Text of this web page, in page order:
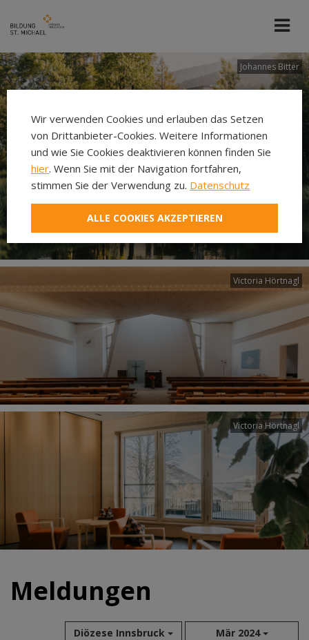
Johannes Bitter
Victoria Hörtnagl
Victoria Hörtnagl
Meldungen
Diözese Innsbruck Mär 2024
Wir verwenden Cookies und erlauben das Setzen
von Drittanbieter-Cookies. Weitere Informationen
und wie Sie Cookies deaktivieren können finden Sie
hier. Wenn Sie mit der Navigation fortfahren,
stimmen Sie der Verwendung zu. Datenschutz
ALLE COOKIES AKZEPTIEREN